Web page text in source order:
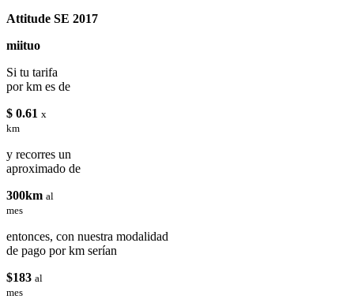
Attitude SE 2017
miituo
Si tu tarifa
por km es de
$ 0.61 x
km
y recorres un
aproximado de
300km al
mes
entonces, con nuestra modalidad
de pago por km serían
$183 al
mes